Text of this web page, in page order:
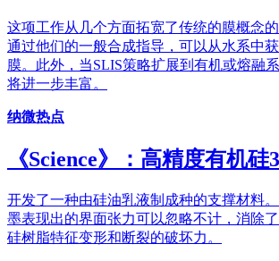
这项工作从几个方面拓宽了传统的膜概念
通过他们的一般合成指导，可以从水系中
膜。此外，当SLIS策略扩展到有机或熔融
将进一步丰富。
纳微热点
《Science》：高精度有机硅
开发了一种由硅油乳液制成种的支撑材料
墨表现出的界面张力可以忽略不计，消除
硅树脂特征变形和断裂的破坏力。